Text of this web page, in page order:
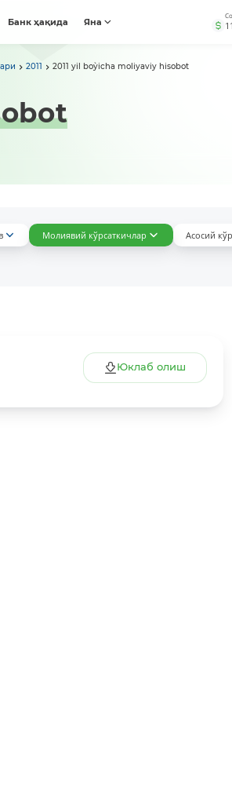
Банк ҳақида Яна
2011 2011 yil bo`yicha moliyaviy hisobot
Молиявий кўрсаткичлар
Асосий
Юклаб олиш